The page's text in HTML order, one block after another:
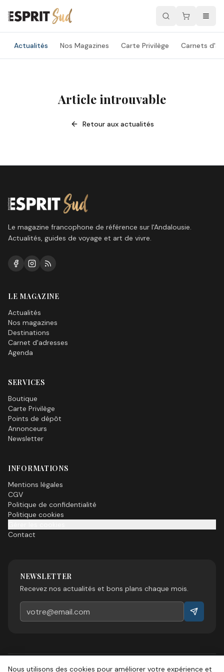
Actualités Nos Magazines Carte Privilège Carnets
Article introuvable
Retour aux actualités
Le magazine francophone de référence sur l'Andalousie.
Actualités, guides de voyage et art de vivre.
LE MAGAZINE
Actualités
Nos magazines
Destinations
Carnet d'adresses
Agenda
SERVICES
Boutique
Carte Privilège
Points de dépôt
Annonceurs
Newsletter
INFORMATIONS
Mentions légales
CGV
Politique de confidentialité
Politique cookies
Contact
NEWSLETTER
Recevez nos actualités et bons plans chaque mois.
Nous utilisons des cookies pour améliorer votre expérience et